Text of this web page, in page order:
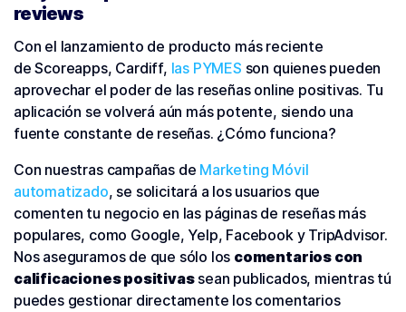
reviews
Con el lanzamiento de producto más reciente
de Scoreapps, Cardiff, las PYMES son quienes pueden
aprovechar el poder de las reseñas online positivas. Tu
aplicación se volverá aún más potente, siendo una
fuente constante de reseñas. ¿Cómo funciona?
Con nuestras campañas de Marketing Móvil
automatizado, se solicitará a los usuarios que
comenten tu negocio en las páginas de reseñas más
populares, como Google, Yelp, Facebook y TripAdvisor.
Nos aseguramos de que sólo los comentarios con
calificaciones positivassean publicados, mientras tú
puedes gestionar directamente los comentarios